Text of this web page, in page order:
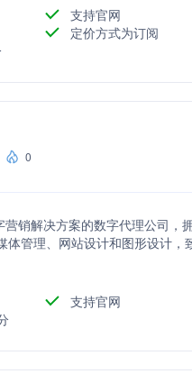
支持官网
定价方式为订阅
0
销解决方案的数字代理公司，
管理、网站设计和图形设计，
支持官网